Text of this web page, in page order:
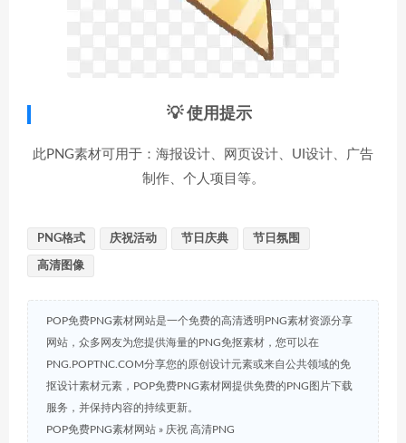
💡 使用提示
此PNG素材可用于：海报设计、网页设计、UI设计、广告
制作、个人项目等。
PNG格式 庆祝活动 节日庆典 节日氛围
高清图像
POP免费PNG素材网站是一个免费的高清透明PNG素材资源分享
网站，众多网友为您提供海量的PNG免抠素材，您可以在
PNG.POPTNC.COM分享您的原创设计元素或来自公共领域的免
抠设计素材元素，POP免费PNG素材网提供免费的PNG图片下载
服务，并保持内容的持续更新。
POP免费PNG素材网站 » 庆祝 高清PNG